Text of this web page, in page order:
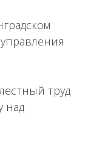
труд
над